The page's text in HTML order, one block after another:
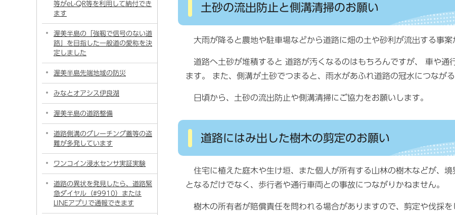
土砂の流出防止と側溝清掃のお願い
大雨が降ると農地や駐車場などから道路に畑の土や砂利が流出する事案
道路へ土砂が堆積すると 道路が汚くなるのはもちろんですが、 車や通
ます。 また、側溝が土砂でつまると、雨水があふれ道路の冠水につながる
日頃から、土砂の流出防止や側溝清掃にご協力をお願いします。
道路にはみ出した樹木の剪定のお願い
住宅に植えた庭木や生け垣、また個人が所有する山林の樹木などが、
となるだけでなく、歩行者や通行車両との事故につながりかねません。
樹木の所有者が賠償責任を問われる場合がありますので、剪定や伐採を
等がeL-QR等を利用して納付でき
ます
渥美半島の「強靱で信号のない道
路」を目指した一般道の愛称を決
定しました
渥美半島先端地域の防災
みなとオアシス伊良湖
渥美半島の道路整備
道路側溝のグレーチング蓋等の盗
難が多発しています
ワンコイン浸水センサ実証実験
道路の異状を発見したら、道路緊
急ダイヤル（#9910）または
LINEアプリで通報できます